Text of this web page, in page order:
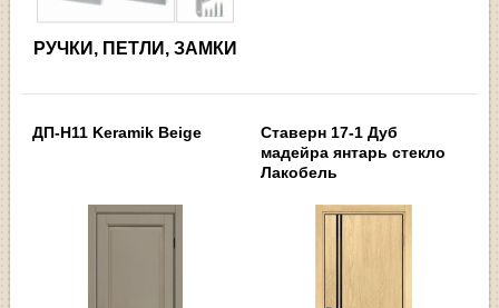
РУЧКИ, ПЕТЛИ, ЗАМКИ
ДП-H11 Keramik Beige
Ставерн 17-1 Дуб
мадейра янтарь стекло
Лакобель